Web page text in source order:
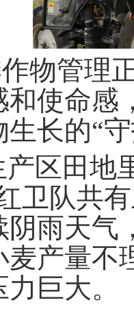
物管理
和使命感
长的“
产区田地
卫队共
阴雨天气
产量不
巨大。